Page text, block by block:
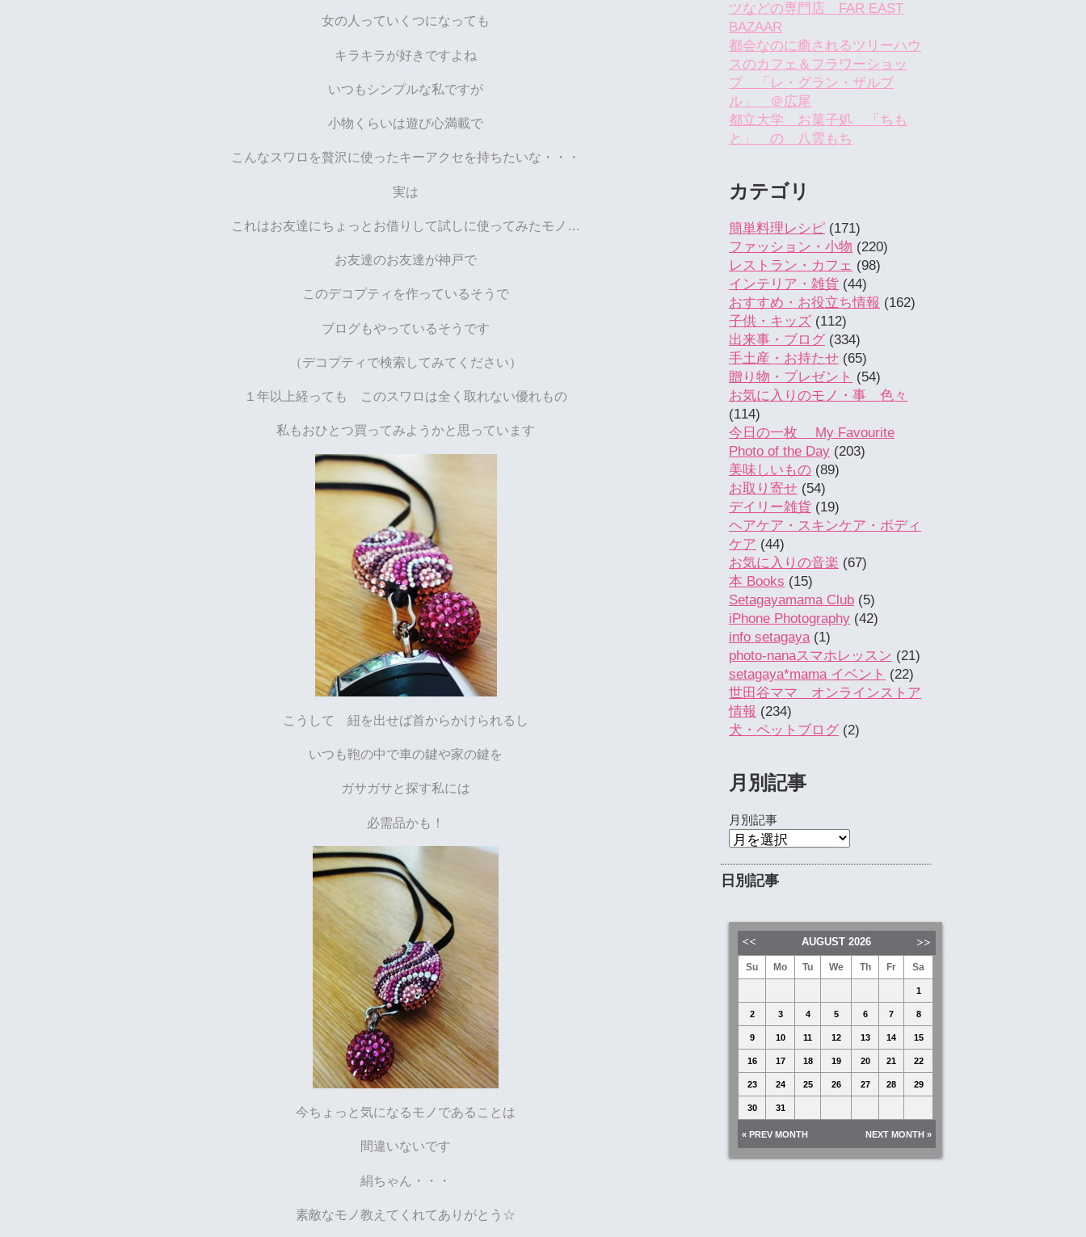
女の人っていくつになっても
キラキラが好きですよね
いつもシンプルな私ですが
小物くらいは遊び心満載で
こんなスワロを贅沢に使ったキーアクセを持ちたいな・・・
実は
これはお友達にちょっとお借りして試しに使ってみたモノ…
お友達のお友達が神戸で
このデコプティを作っているそうで
ブログもやっているそうです
（デコプティで検索してみてください）
１年以上経っても このスワロは全く取れない優れもの
私もおひとつ買ってみようかと思っています
こうして 紐を出せば首からかけられるし
いつも鞄の中で車の鍵や家の鍵を
ガサガサと探す私には
必需品かも！
今ちょっと気になるモノであることは
間違いないです
絹ちゃん・・・
素敵なモノ教えてくれてありがとう☆
ツなどの専門店 FAR EAST
BAZAAR
都会なのに癒されるツリーハウ
スのカフェ＆フラワーショッ
プ 「レ・グラン・ザルブ
ル」 ＠広尾
都立大学 お菓子処 「ちも
と」 の 八雲もち
カテゴリ
簡単料理レシピ (171)
ファッション・小物 (220)
レストラン・カフェ (98)
インテリア・雑貨 (44)
おすすめ・お役立ち情報 (162)
子供・キッズ (112)
出来事・ブログ (334)
手土産・お持たせ (65)
贈り物・プレゼント (54)
お気に入りのモノ・事 色々
(114)
今日の一枚 My Favourite
Photo of the Day (203)
美味しいもの (89)
お取り寄せ (54)
デイリー雑貨 (19)
ヘアケア・スキンケア・ボディ
ケア (44)
お気に入りの音楽 (67)
本 Books (15)
Setagayamama Club (5)
iPhone Photography (42)
info setagaya(1)
photo-nanaスマホレッスン (21)
setagaya*mama イベント (22)
世田谷ママ オンラインストア
情報 (234)
犬・ペットブログ (2)
月別記事
月別記事
日別記事
AUGUST 2026
Su Mo Tu We Th Fr Sa
1
2 3 4 5 6 7 8
9 10 11 12 13 14 15
16 17 18 19 20 21 22
23 24 25 26 27 28 29
30 31
« PREV MONTH NEXT MONTH »